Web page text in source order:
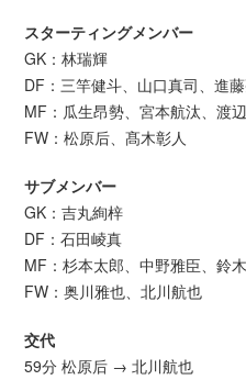
スターティングメンバー
GK：林瑞輝
DF：三竿健斗、山口真司、進
MF：瓜生昂勢、宮本航汰、渡
FW：松原后、髙木彰人
サブメンバー
GK：吉丸絢梓
DF：石田崚真
MF：杉本太郎、中野雅臣、鈴
FW：奥川雅也、北川航也
交代
59分 松原后 → 北川航也